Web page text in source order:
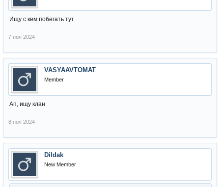
Ищу с кем побегать тут
7 ноя 2024
VASYAAVTOMAT
Member
Ап, ищу клан
8 ноя 2024
Dildak
New Member